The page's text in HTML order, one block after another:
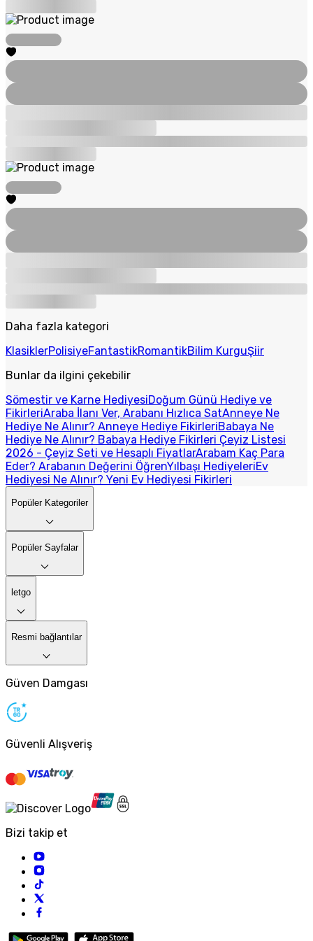
Daha fazla kategori
KlasiklerPolisiyeFantastikRomantikBilim KurguŞiir
Bunlar da ilgini çekebilir
Sömestir ve Karne HediyesiDoğum Günü Hediye ve
FikirleriAraba İlanı Ver, Arabanı Hızlıca SatAnneye Ne
Hediye Ne Alınır? Anneye Hediye FikirleriBabaya Ne
Hediye Ne Alınır? Babaya Hediye Fikirleri Çeyiz Listesi
2026 - Çeyiz Seti ve Hesaplı FiyatlarArabam Kaç Para
Eder? Arabanın Değerini ÖğrenYılbaşı HediyeleriEv
Hediyesi Ne Alınır? Yeni Ev Hediyesi Fikirleri
Popüler Kategoriler
Popüler Sayfalar
letgo
Resmi bağlantılar
Güven Damgası
Güvenli Alışveriş
Bizi takip et